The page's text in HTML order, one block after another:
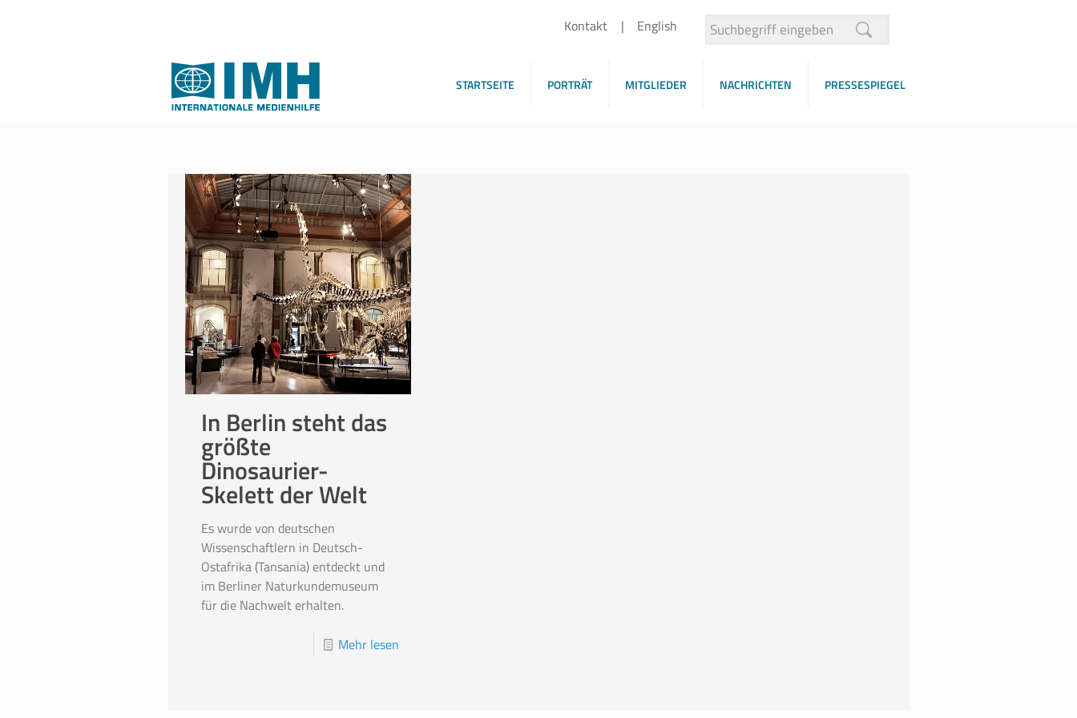
Kontakt English
STARTSEITE PORTRÄT MITGLIEDER NACHRICHTEN PRESSESPIEGEL
In Berlin steht das
größte
Dinosaurier-
Skelett der Welt
Es wurde von deutschen
Wissenschaftlern in Deutsch-
Ostafrika (Tansania) entdeckt und
im Berliner Naturkundemuseum
für die Nachwelt erhalten.
Mehr lesen